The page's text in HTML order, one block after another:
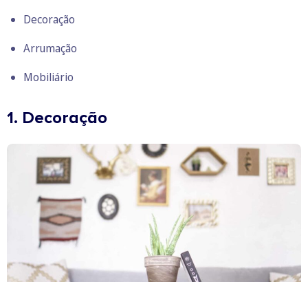
Decoração
Arrumação
Mobiliário
1. Decoração